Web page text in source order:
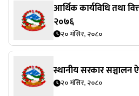
आर्थिक कार्यविधि तथा
२०७६
२० मंसिर, २०८०
स्थानीय सरकार सञ्चालन
२० मंसिर, २०८०